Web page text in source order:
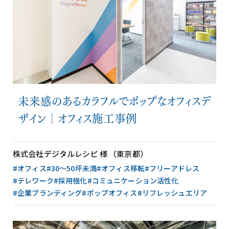
未来感のあるカラフルでポップなオフィスデ
ザイン│オフィス施工事例
株式会社デジタルレシピ 様 （東京都）
#オフィス#30〜50坪未満#オフィス移転#フリーアドレス
#テレワーク#採用強化#コミュニケーション活性化
#企業ブランディング#ポップオフィス#リフレッシュエリア